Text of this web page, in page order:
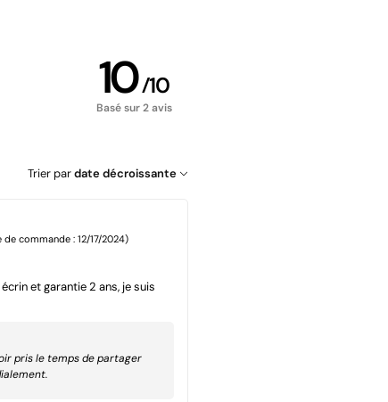
10/10
Basé sur 2 avis
Trier pardate décroissante
de commande : 12/17/2024)
et garantie 2 ans, je suis
pris le temps de partager